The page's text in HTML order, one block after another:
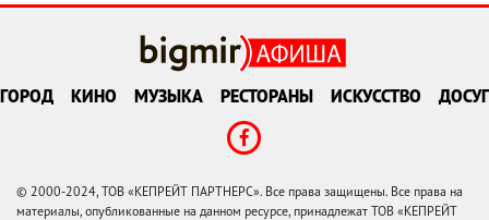
ГОРОД КИНО МУЗЫКА РЕСТОРАНЫ ИСКУССТВО ДОСУГ
© 2000-2024, ТОВ «КЕПРЕЙТ ПАРТНЕРС». Все права защищены. Все права на
материалы, опубликованные на данном ресурсе, принадлежат ТОВ «КЕПРЕЙТ